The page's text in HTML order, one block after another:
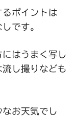
ポイントは
です。
はうまく写し
し撮りなども
お天気でし